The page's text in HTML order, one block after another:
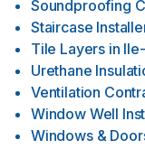
Soundproofing
Staircase
Tile Layers in
Urethane
Ventilation
Window Well
Windows &